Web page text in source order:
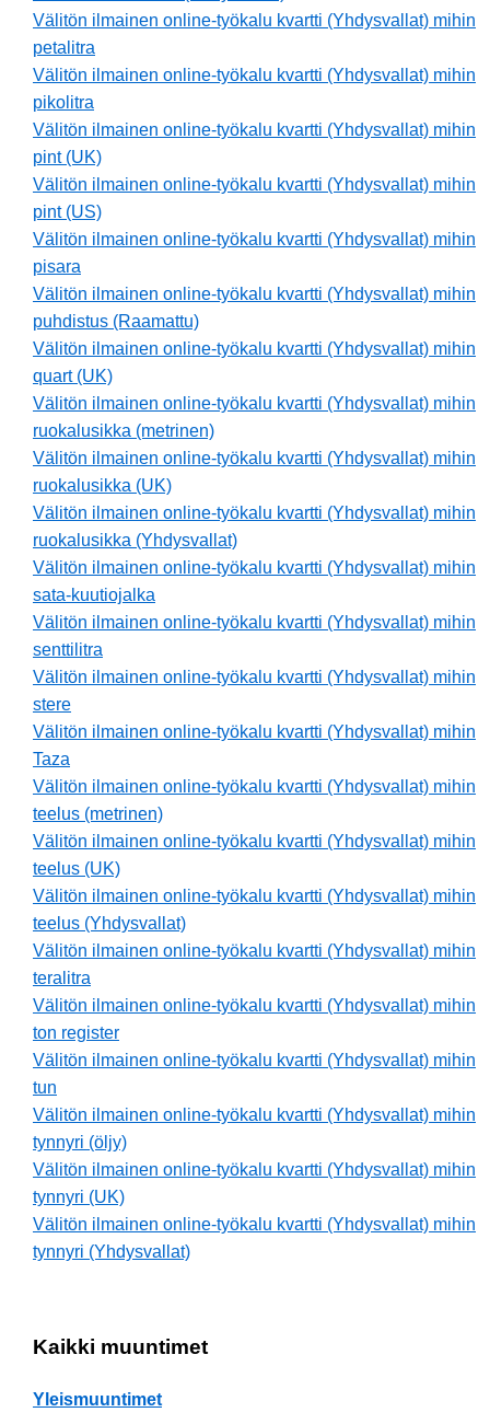
Välitön ilmainen online-työkalu kvartti (Yhdysvallat) mihin
petalitra
Välitön ilmainen online-työkalu kvartti (Yhdysvallat) mihin
pikolitra
Välitön ilmainen online-työkalu kvartti (Yhdysvallat) mihin
pint (UK)
Välitön ilmainen online-työkalu kvartti (Yhdysvallat) mihin
pint (US)
Välitön ilmainen online-työkalu kvartti (Yhdysvallat) mihin
pisara
Välitön ilmainen online-työkalu kvartti (Yhdysvallat) mihin
puhdistus (Raamattu)
Välitön ilmainen online-työkalu kvartti (Yhdysvallat) mihin
quart (UK)
Välitön ilmainen online-työkalu kvartti (Yhdysvallat) mihin
ruokalusikka (metrinen)
Välitön ilmainen online-työkalu kvartti (Yhdysvallat) mihin
ruokalusikka (UK)
Välitön ilmainen online-työkalu kvartti (Yhdysvallat) mihin
ruokalusikka (Yhdysvallat)
Välitön ilmainen online-työkalu kvartti (Yhdysvallat) mihin
sata-kuutiojalka
Välitön ilmainen online-työkalu kvartti (Yhdysvallat) mihin
senttilitra
Välitön ilmainen online-työkalu kvartti (Yhdysvallat) mihin
stere
Välitön ilmainen online-työkalu kvartti (Yhdysvallat) mihin
Taza
Välitön ilmainen online-työkalu kvartti (Yhdysvallat) mihin
teelus (metrinen)
Välitön ilmainen online-työkalu kvartti (Yhdysvallat) mihin
teelus (UK)
Välitön ilmainen online-työkalu kvartti (Yhdysvallat) mihin
teelus (Yhdysvallat)
Välitön ilmainen online-työkalu kvartti (Yhdysvallat) mihin
teralitra
Välitön ilmainen online-työkalu kvartti (Yhdysvallat) mihin
ton register
Välitön ilmainen online-työkalu kvartti (Yhdysvallat) mihin
tun
Välitön ilmainen online-työkalu kvartti (Yhdysvallat) mihin
tynnyri (öljy)
Välitön ilmainen online-työkalu kvartti (Yhdysvallat) mihin
tynnyri (UK)
Välitön ilmainen online-työkalu kvartti (Yhdysvallat) mihin
tynnyri (Yhdysvallat)
Kaikki muuntimet
Yleismuuntimet